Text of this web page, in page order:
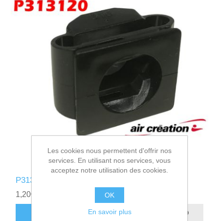
P313120 - RECEPTACLE DART CLIP CARRE
1,20€ HT
AJOUTER AU PANIER
Les cookies nous permettent d'offrir nos
services. En utilisant nos services, vous
acceptez notre utilisation des cookies.
OK
En savoir plus